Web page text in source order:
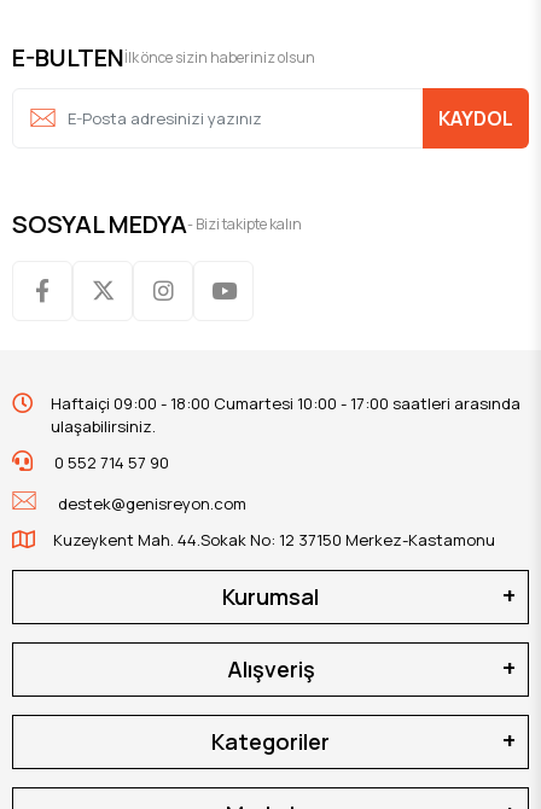
E-BULTENİlk önce sizin haberiniz olsun
KAYDOL
SOSYAL MEDYA- Bizi takipte kalın
Haftaiçi 09:00 - 18:00 Cumartesi 10:00 - 17:00 saatleri arasında
ulaşabilirsiniz.
0 552 714 57 90
destek@genisreyon.com
Kuzeykent Mah. 44.Sokak No: 12 37150 Merkez-Kastamonu
Kurumsal
Alışveriş
Kategoriler